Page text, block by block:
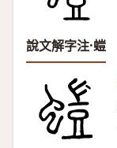
說文解字注·螘